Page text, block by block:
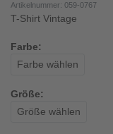
Artikelnummer: 059-0767
T-Shirt Vintage
Farbe:
Farbe wählen
Größe:
Größe wählen